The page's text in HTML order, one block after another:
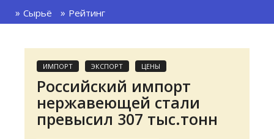
Сырьё
Рейтинг
ИМПОРТ ЭКСПОРТ ЦЕНЫ
Российский импорт
нержавеющей стали
превысил 307 тыс.тонн